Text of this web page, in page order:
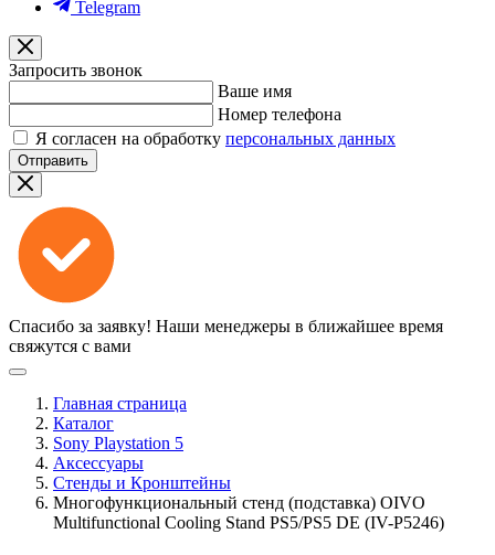
Telegram
Запросить звонок
Ваше имя
Номер телефона
Я согласен на обработку персональных данных
Отправить
Спасибо за заявку! Наши менеджеры в ближайшее время
свяжутся с вами
Главная страница
Каталог
Sony Playstation 5
Аксессуары
Стенды и Кронштейны
Многофункциональный стенд (подставка) OIVO
Multifunctional Cooling Stand PS5/PS5 DE (IV-P5246)